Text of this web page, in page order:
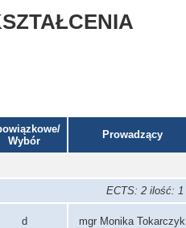
Wybór
Prowadzący
ECTS: 2 ilość: 1
d mgr Monika Tokarczyk